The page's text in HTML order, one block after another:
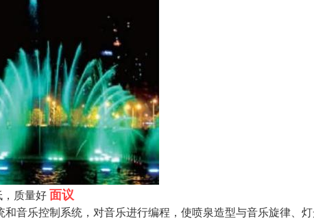
质量好面议
和音乐控制系统，对音乐进行编程，使喷泉造型与音乐旋律、